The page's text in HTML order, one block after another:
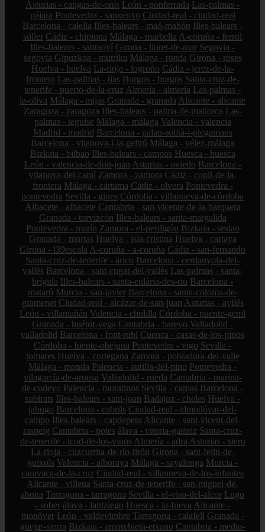
Asturias - cangas-de-onís León - ponferrada Las-palmas -
pájara Pontevedra - sanxenxo Ciudad-real - ciudad-real
Barcelona - calella Illes-balears - maó-mahón Illes-balears -
sóller Cádiz - chipiona Málaga - marbella A-coruña - ferrol
Illes-balears - santanyí Girona - lloret-de-mar Segovia -
segovia Gipuzkoa - mutriku Málaga - ronda Girona - roses
Huelva - huelva La-rioja - logroño Cádiz - jerez-de-la-
frontera Las-palmas - tías Burgos - burgos Santa-cruz-de-
tenerife - puerto-de-la-cruz Almería - almería Las-palmas -
la-oliva Málaga - mijas Granada - granada Alicante - alicante
Zaragoza - zaragoza Illes-balears - palma-de-mallorca Las-
palmas - teguise Málaga - málaga Valencia - valencia
Madrid - madrid Barcelona - palau-solità-i-plegamans
Barcelona - vilanova-i-la-geltrú Málaga - vélez-málaga
Bizkaia - bilbao Illes-balears - campos Huesca - huesca
León - valencia-de-don-juan Asturias - oviedo Barcelona -
vilanova-del-camí Zamora - zamora Cádiz - conil-de-la-
frontera Málaga - cártama Cádiz - olvera Pontevedra -
pontevedra Sevilla - gines Córdoba - villanueva-de-córdoba
Albacete - albacete Cantabria - san-vicente-de-la-barquera
Granada - torvizcón Illes-balears - santa-margalida
Pontevedra - marín Zamora - el-perdigón Bizkaia - sestao
Granada - murtas Huelva - isla-cristina Huelva - cartaya
Girona - l39escala A-coruña - a-coruña Cádiz - san-fernando
Santa-cruz-de-tenerife - arico Barcelona - cerdanyola-del-
vallès Barcelona - sant-cugat-del-vallès Las-palmas - santa-
brígida Illes-balears - santa-eulària-des-riu Barcelona -
mataró Murcia - san-javier Barcelona - santa-coloma-de-
gramenet Ciudad-real - alcázar-de-san-juan Asturias - avilés
León - villamañán Valencia - chulilla Córdoba - puente-genil
Granada - huétor-vega Cantabria - bareyo Valladolid -
valladolid Barcelona - font-rubí Cuenca - casas-de-los-pinos
Córdoba - fuente-obejuna Pontevedra - vigo Sevilla -
tomares Huelva - cortegana Zamora - pobladura-del-valle
Málaga - monda Palencia - autilla-del-pino Pontevedra -
vilagarcía-de-arousa Valladolid - rueda Cantabria - marina-
de-cudeyo Palencia - moratinos Sevilla - camas Barcelona -
subirats Illes-balears - sant-joan Badajoz - cheles Huelva -
jabugo Barcelona - cabrils Ciudad-real - almodóvar-del-
campo Illes-balears - capdepera Alicante - sant-vicent-del-
raspeig Cantabria - potes álava - vitoria-gasteiz Santa-cruz-
de-tenerife - icod-de-los-vinos Almería - adra Asturias - siero
La-rioja - cuzcurrita-de-río-tirón Girona - sant-feliu-de-
guíxols Valencia - alboraya Málaga - sayalonga Murcia -
caravaca-de-la-cruz Ciudad-real - villanueva-de-los-infantes
Alicante - villena Santa-cruz-de-tenerife - san-miguel-de-
abona Tarragona - tarragona Sevilla - el-viso-del-alcor Lugo
- sober álava - lantziego Huesca - la-fueva Alicante -
monòver León - valdevimbre Tarragona - calafell Granada -
güejar-sierra Bizkaia - amorebieta-etxano Cantabria - medio-